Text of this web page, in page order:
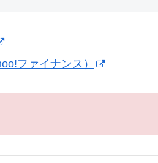
ファイナンス）